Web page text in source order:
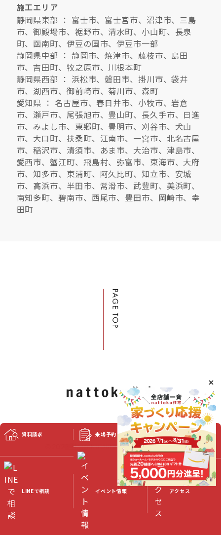
施工エリア
静岡県東部 ： 富士市、富士宮市、沼津市、三島
市、御殿場市、裾野市、清水町、小山町、長泉
町、函南町、伊豆の国市、伊豆市一部
静岡県中部 ： 静岡市、焼津市、藤枝市、島田
市、吉田町、牧之原市、川根本町
静岡県西部 ： 浜松市、磐田市、掛川市、袋井
市、湖西市、御前崎市、菊川市、森町
愛知県 ： 名古屋市、春日井市、小牧市、岩倉
市、瀬戸市、尾張旭市、豊山町、長久手市、日進
市、みよし市、東郷町、豊明市、刈谷市、犬山
市、大口町、扶桑町、江南市、一宮市、北名古屋
市、稲沢市、清須市、あま市、大治市、津島市、
愛西市、蟹江町、飛島村、弥富市、東海市、大府
市、知多市、東浦町、阿久比町、知立市、安城
市、高浜市、半田市、常滑市、武豊町、美浜町、
南知多町、碧南市、西尾市、豊田市、岡崎市、幸
田町
©2023 Nattoku Jutaku Kobo Co., Ltd.
資料請求 来場予約 スタッフブログ
LINEで相談 イベント情報 アクセス